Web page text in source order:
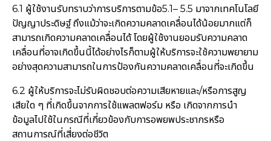
6.1 ผู้ใช้งานรับทราบว่าการบริการตามข้อ5.1– 5.5 มาจากเทคโนโลยี
ปัญญาประดิษฐ์ ถึงแม้ว่าจะเกิดความคลาดเคลื่อนได้น้อยมากแต่ก็
สามารถเกิดความคลาดเคลื่อนได้ โดยผู้ใช้งานยอมรับความคลาด
เคลื่อนที่อาจเกิดขึ้นนี้ได้อย่างไรก็ตามผู้ให้บริการจะใช้ความพยายาม
อย่างสุดความสามารถในการป้องกันความคลาดเคลื่อนที่จะเกิดขึ้น
6.2 ผู้ให้บริการจะไม่รับผิดชอบต่อความเสียหายและ/หรือการสูญ
เสียใด ๆ ที่เกิดขึ้นจากการใช้แพลตฟอร์ม หรือ เกิดจากการนำ
ข้อมูลไปใช้ในกรณีที่เกี่ยวข้องกับการอพยพประชากรหรือ
สถานการณ์ที่เสี่ยงต่อชีวิต